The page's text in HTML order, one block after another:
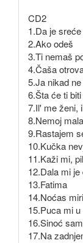
CD2
1.Da je
2.Ako odeš
3.Ti nemaš
4.Čaša
5.Ja nikad
6.Šta će ti biti
7.Il' me ženi,
8.Nemoj
9.Rastajem
10.Kučka
11.Kaži mi,
12.Dala mi
13.Fatima
14.Noćas
15.Puca mi
16.Sinoć
17.Na